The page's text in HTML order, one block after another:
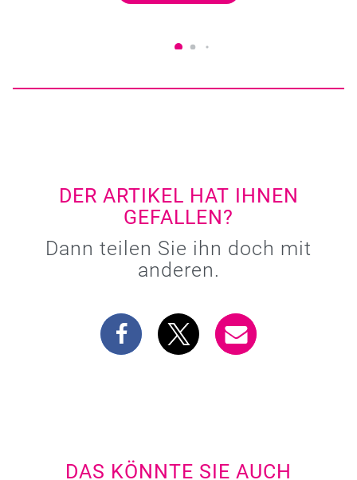
DER ARTIKEL HAT IHNEN
GEFALLEN?
Dann teilen Sie ihn doch mit
anderen.
DAS KÖNNTE SIE AUCH